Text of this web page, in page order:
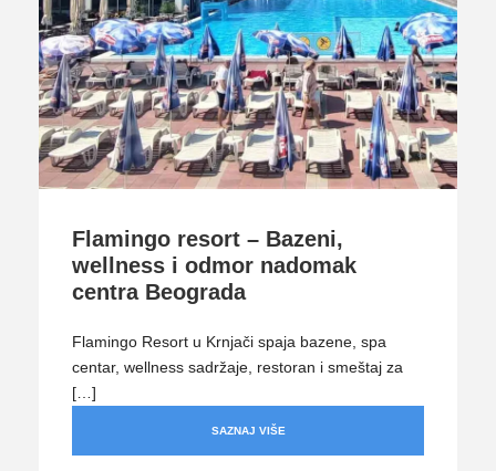
Flamingo resort – Bazeni,
wellness i odmor nadomak
centra Beograda
Flamingo Resort u Krnjači spaja bazene, spa
centar, wellness sadržaje, restoran i smeštaj za
[…]
SAZNAJ VIŠE